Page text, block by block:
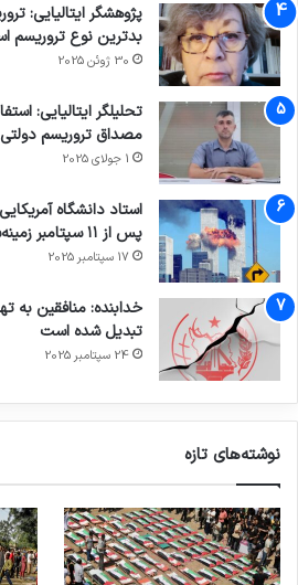
پژوهشگر ایتالیایی:
بدترین نوع تروریسم
30 ژوئن 2025
تحلیلگر ایتالیایی:
مصداق تروریسم
1 جولای 2025
استاد دانشگاه
پس از ۱۱ سپتامبر زمینه‌ساز نسل‌کشی غزه شد
17 سپتامبر 2025
خدابنده: منافقین به
تبدیل شده است
24 سپتامبر 2025
نوشته‌های تازه